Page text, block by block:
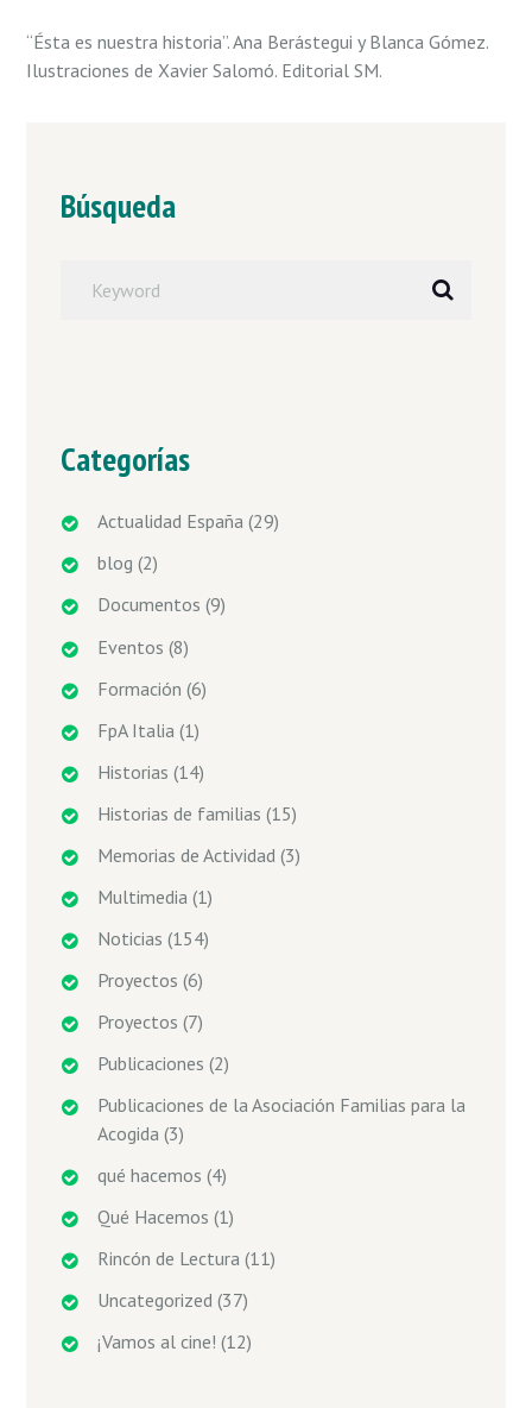
“Ésta es nuestra historia”. Ana Berástegui y Blanca Gómez.
Ilustraciones de Xavier Salomó. Editorial SM.
Búsqueda
Categorías
Actualidad España (29)
blog (2)
Documentos (9)
Eventos (8)
Formación (6)
FpA Italia (1)
Historias (14)
Historias de familias (15)
Memorias de Actividad (3)
Multimedia (1)
Noticias (154)
Proyectos (6)
Proyectos (7)
Publicaciones (2)
Publicaciones de la Asociación Familias para la
Acogida (3)
qué hacemos (4)
Qué Hacemos (1)
Rincón de Lectura (11)
Uncategorized (37)
¡Vamos al cine! (12)